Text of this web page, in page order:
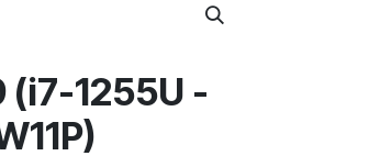
(i7-1255U -